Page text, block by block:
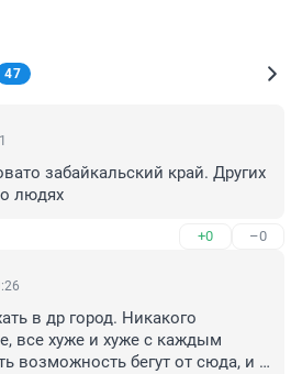
47
забайкальский край. Других
о людях
+0 –0
в др город. Никакого
все хуже и хуже с каждым
возможность бегут от сюда, и